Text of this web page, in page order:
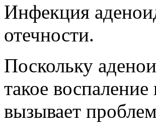
Инфекция
отечности.
Поскольку
такое
вызывает